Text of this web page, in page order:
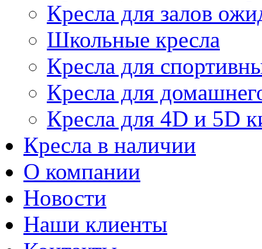
Кресла для залов
Школьные кресла
Кресла для
Кресла для
Кресла для 4D и 5D
Кресла в наличии
О компании
Новости
Наши клиенты